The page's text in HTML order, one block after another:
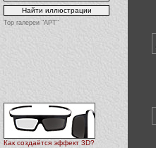
Top галереи "АРТ"
Как создаётся эффект 3D?